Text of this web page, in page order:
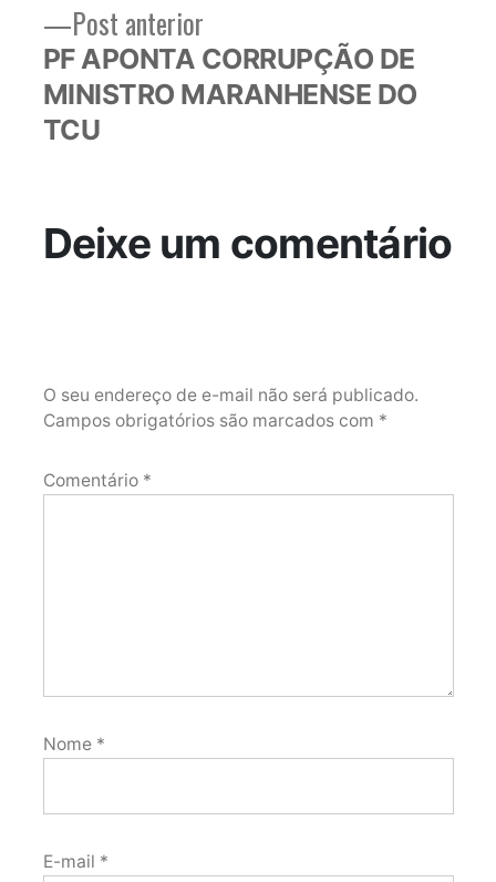
Post anteriorPost
anterior:
PF APONTA CORRUPÇÃO DE
MINISTRO MARANHENSE DO
TCU
Deixe um comentário
O seu endereço de e-mail não será publicado.
Campos obrigatórios são marcados com *
Comentário *
Nome *
E-mail *